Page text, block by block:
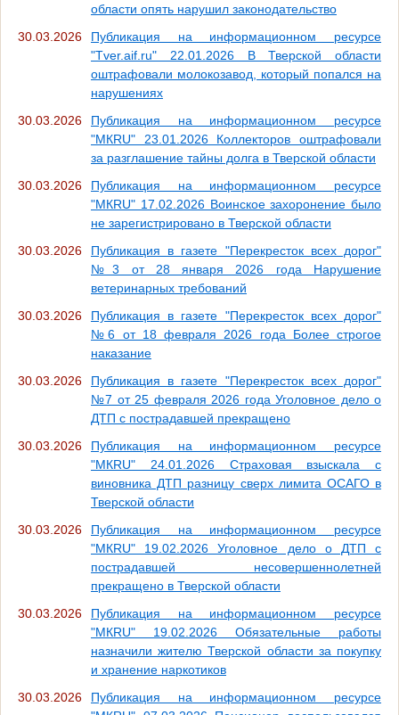
области опять нарушил законодательство
30.03.2026
Публикация на информационном ресурсе
"Tver.aif.ru" 22.01.2026 В Тверской области
оштрафовали молокозавод, который попался на
нарушениях
30.03.2026
Публикация на информационном ресурсе
"МКRU" 23.01.2026 Коллекторов оштрафовали
за разглашение тайны долга в Тверской области
30.03.2026
Публикация на информационном ресурсе
"МКRU" 17.02.2026 Воинское захоронение было
не зарегистрировано в Тверской области
30.03.2026
Публикация в газете "Перекресток всех дорог"
№3 от 28 января 2026 года Нарушение
ветеринарных требований
30.03.2026
Публикация в газете "Перекресток всех дорог"
№6 от 18 февраля 2026 года Более строгое
наказание
30.03.2026
Публикация в газете "Перекресток всех дорог"
№7 от 25 февраля 2026 года Уголовное дело о
ДТП с пострадавшей прекращено
30.03.2026
Публикация на информационном ресурсе
"МКRU" 24.01.2026 Страховая взыскала с
виновника ДТП разницу сверх лимита ОСАГО в
Тверской области
30.03.2026
Публикация на информационном ресурсе
"МКRU" 19.02.2026 Уголовное дело о ДТП с
пострадавшей несовершеннолетней
прекращено в Тверской области
30.03.2026
Публикация на информационном ресурсе
"МКRU" 19.02.2026 Обязательные работы
назначили жителю Тверской области за покупку
и хранение наркотиков
30.03.2026
Публикация на информационном ресурсе